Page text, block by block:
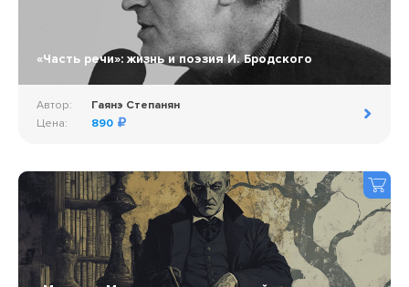
«Часть речи»: жизнь и поэзия И. Бродского
Автор:
Гаянэ Степанян
Цена:
890